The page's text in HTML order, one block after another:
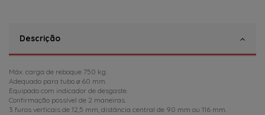
Descrição
Máx. carga de reboque 750 kg.
Adequado para tubo ø 60 mm.
Equipado com indicador de desgaste.
Confirmação possível de 2 maneiras.
3 furos verticais de 12,5 mm, distância central de 90 mm ou 116 mm.